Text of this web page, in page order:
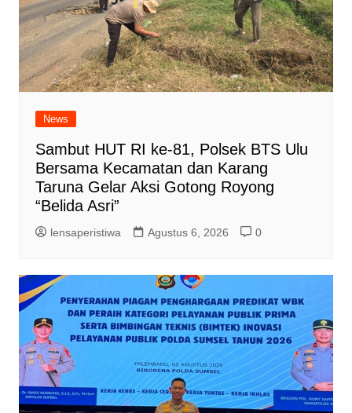
News
Sambut HUT RI ke-81, Polsek BTS Ulu
Bersama Kecamatan dan Karang
Taruna Gelar Aksi Gotong Royong
“Belida Asri”
lensaperistiwa Agustus 6, 2026 0